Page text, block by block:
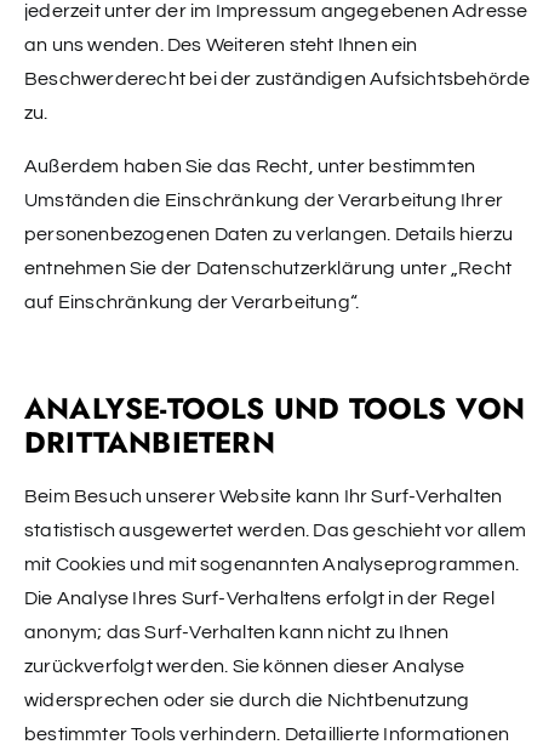
jederzeit unter der im Impressum angegebenen Adresse
an uns wenden. Des Weiteren steht Ihnen ein
Beschwerderecht bei der zuständigen Aufsichtsbehörde
zu.
Außerdem haben Sie das Recht, unter bestimmten
Umständen die Einschränkung der Verarbeitung Ihrer
personenbezogenen Daten zu verlangen. Details hierzu
entnehmen Sie der Datenschutzerklärung unter „Recht
auf Einschränkung der Verarbeitung“.
ANALYSE-TOOLS UND TOOLS VON
DRITTANBIETERN
Beim Besuch unserer Website kann Ihr Surf-Verhalten
statistisch ausgewertet werden. Das geschieht vor allem
mit Cookies und mit sogenannten Analyseprogrammen.
Die Analyse Ihres Surf-Verhaltens erfolgt in der Regel
anonym; das Surf-Verhalten kann nicht zu Ihnen
zurückverfolgt werden. Sie können dieser Analyse
widersprechen oder sie durch die Nichtbenutzung
bestimmter Tools verhindern. Detaillierte Informationen